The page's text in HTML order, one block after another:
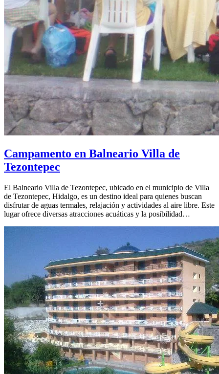
Campamento en Balneario Villa de
Tezontepec
El Balneario Villa de Tezontepec, ubicado en el municipio de Villa
de Tezontepec, Hidalgo, es un destino ideal para quienes buscan
disfrutar de aguas termales, relajación y actividades al aire libre. Este
lugar ofrece diversas atracciones acuáticas y la posibilidad…